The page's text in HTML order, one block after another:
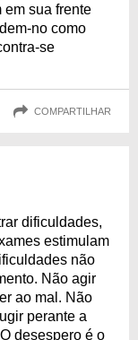
em sua frente
no como
se
COMPARTILHAR
dificuldades,
estimulam
não
Não agir
ao mal. Não
perante a
desespero é o